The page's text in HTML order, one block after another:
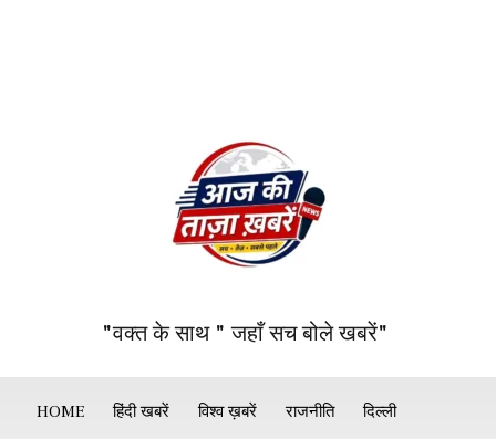
"वक्त के साथ " जहाँ सच बोले खबरें"
HOME हिंदी खबरें विश्व ख़बरें राजनीति दिल्ली